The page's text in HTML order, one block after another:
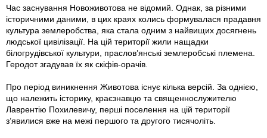
Час заснування Новоживотова не відомий. Однак, за різними
історичними даними, в цих краях колись формувалася прадавня
культура землеробства, яка стала одним з найвищих досягнень
людської цивілізації. На цій території жили нащадки
білогрудівської культури, праслов’янські землеробські племена.
Геродот згадував їх як скіфів-орачів.
Про період виникнення Животова існує кілька версій. За однією,
що належить історику, краєзнавцю та священнослужителю
Лаврентію Похилевичу, перші поселення на цій території
з’явилися вже на межі першого та другого тисячоліть.